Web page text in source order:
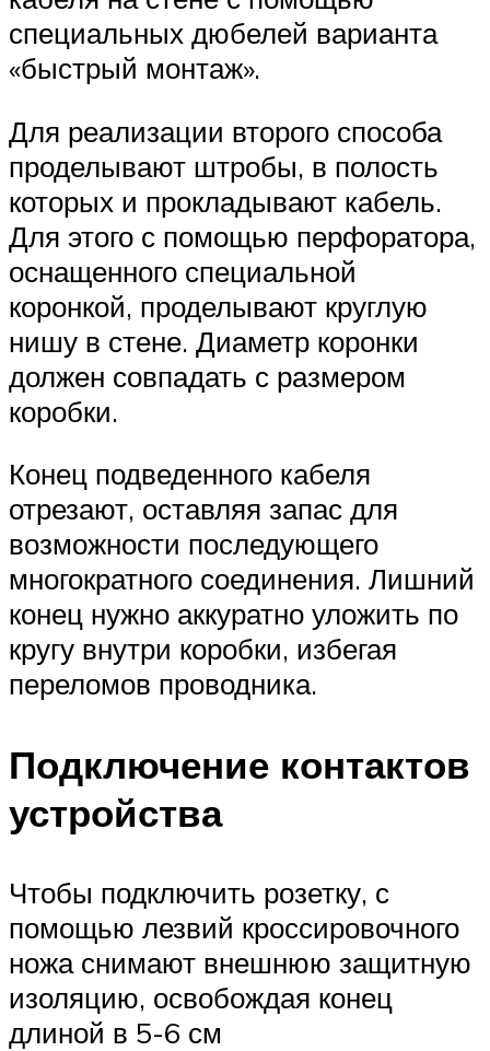
специальных дюбелей варианта
«быстрый монтаж».
Для реализации второго способа
проделывают штробы, в полость
которых и прокладывают кабель.
Для этого с помощью перфоратора,
оснащенного специальной
коронкой, проделывают круглую
нишу в стене. Диаметр коронки
должен совпадать с размером
коробки.
Конец подведенного кабеля
отрезают, оставляя запас для
возможности последующего
многократного соединения. Лишний
конец нужно аккуратно уложить по
кругу внутри коробки, избегая
переломов проводника.
Подключение контактов
устройства
Чтобы подключить розетку, с
помощью лезвий кроссировочного
ножа снимают внешнюю защитную
изоляцию, освобождая конец
длиной в 5-6 см